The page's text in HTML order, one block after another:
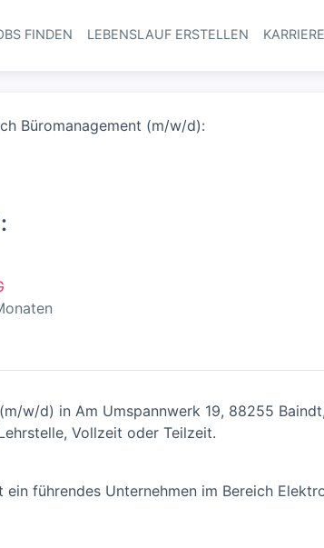
Haupt-
FINDEN LEBENSLAUF ERSTELLEN
Büromanagement (m/w/d):
:
w/d) in Am Umspannwerk 19, 88255
Vollzeit oder Teilzeit.
führendes Unternehmen im Bereich